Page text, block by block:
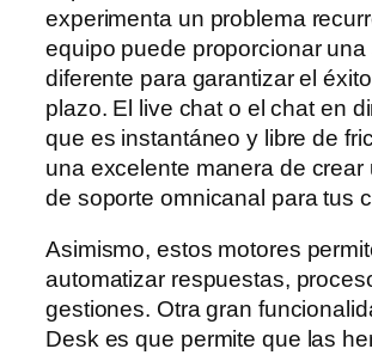
experimenta un problema
equipo puede proporcionar una
diferente para garantizar el
plazo. El live chat o el chat en
que es instantáneo y libre de
una excelente manera de crear
de soporte omnicanal para tus
Asimismo, estos motores
automatizar respuestas,
gestiones. Otra gran
Desk es que permite que las